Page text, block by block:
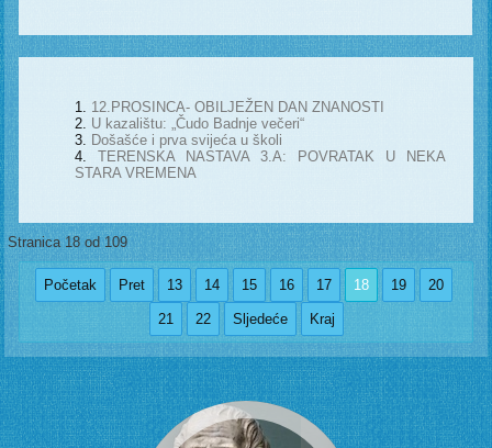
12.PROSINCA- OBILJEŽEN DAN ZNANOSTI
U kazalištu: „Čudo Badnje večeri“
Došašće i prva svijeća u školi
TERENSKA NASTAVA 3.A: POVRATAK U NEKA
STARA VREMENA
Stranica 18 od 109
Početak Pret 13 14 15 16 17 18 19 20
21 22 Sljedeće Kraj